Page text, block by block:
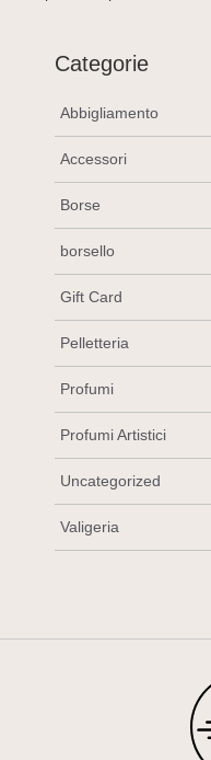
Categorie
Abbigliamento
Accessori
Borse
borsello
Gift Card
Pelletteria
Profumi
Profumi Artistici
Uncategorized
Valigeria